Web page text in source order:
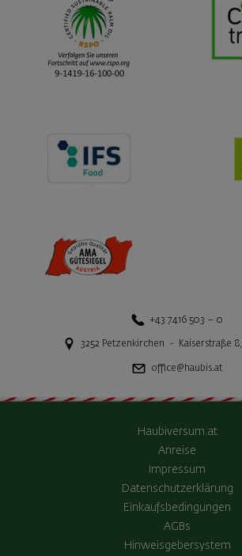
+43 7416 503 – 0
3252 Petzenkirchen - Kaiserstraße 8,
office@haubis.at
Haubiversum.at
Anreise
Impressum
Datenschutzerklärung
Einkaufsbedingungen
AGBs
Hinweisgebersystem